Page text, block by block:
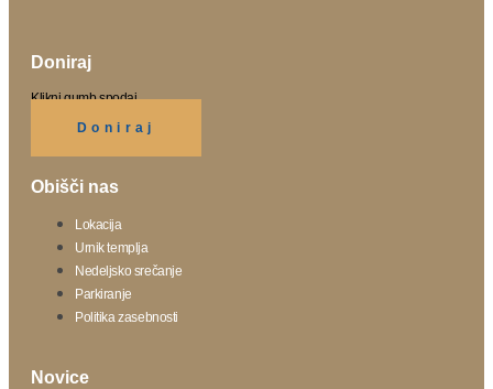
Doniraj
Klikni gumb spodaj.
Doniraj
Obišči nas
Lokacija
Urnik templja
Nedeljsko srečanje
Parkiranje
Politika zasebnosti
Novice